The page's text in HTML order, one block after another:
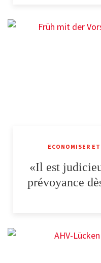
ECONOMISER
«Il est
prévoyance